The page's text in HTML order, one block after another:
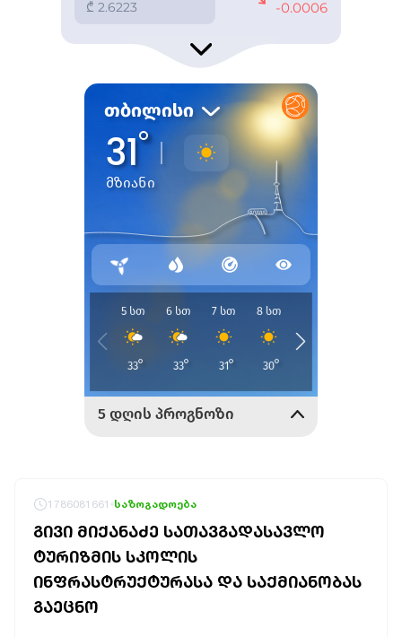
1786081661 საზოგადოება
ᲒᲘᲕᲘ ᲛᲘᲥᲐᲜᲐᲫᲔ ᲡᲐᲗᲐᲕᲒᲐᲓᲐᲡᲐᲕᲚᲝ
ᲢᲣᲠᲘᲖᲛᲘᲡ ᲡᲙᲝᲚᲘᲡ
ᲘᲜᲤᲠᲐᲡᲢᲠᲣᲥᲢᲣᲠᲐᲡᲐ ᲓᲐ ᲡᲐᲥᲛᲘᲐᲜᲝᲑᲐᲡ
ᲒᲐᲔᲪᲜᲝ